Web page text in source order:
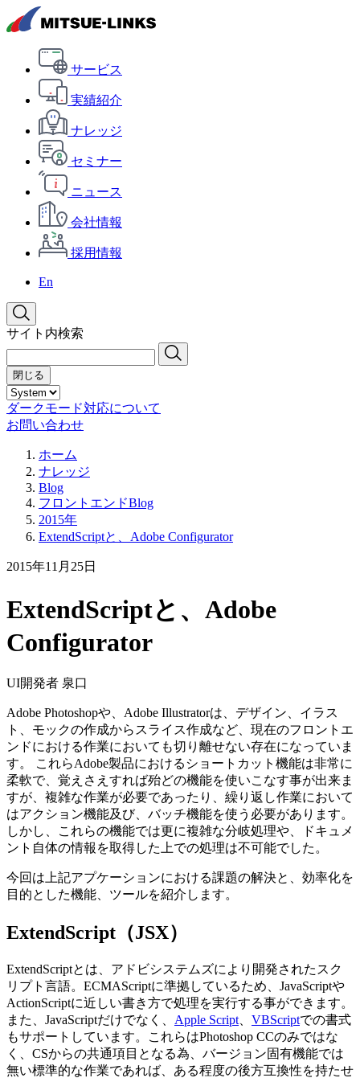
サービス
実績紹介
ナレッジ
セミナー
ニュース
会社情報
採用情報
En
サイト内検索
閉じる
ダークモード対応について
お問い合わせ
ホーム
ナレッジ
Blog
フロントエンドBlog
2015年
ExtendScriptと、Adobe Configurator
2015年11月25日
ExtendScriptと、Adobe
Configurator
UI開発者 泉口
Adobe Photoshopや、Adobe Illustratorは、デザイン、イラス
ト、モックの作成からスライス作成など、現在のフロントエ
ンドにおける作業においても切り離せない存在になっていま
す。 これらAdobe製品におけるショートカット機能は非常に
柔軟で、覚えさえすれば殆どの機能を使いこなす事が出来ま
すが、複雑な作業が必要であったり、繰り返し作業において
はアクション機能及び、バッチ機能を使う必要があります。
しかし、これらの機能では更に複雑な分岐処理や、ドキュメ
ント自体の情報を取得した上での処理は不可能でした。
今回は上記アプケーションにおける課題の解決と、効率化を
目的とした機能、ツールを紹介します。
ExtendScript（JSX）
ExtendScriptとは、アドビシステムズにより開発されたスク
リプト言語。ECMAScriptに準拠しているため、JavaScriptや
ActionScriptに近しい書き方で処理を実行する事ができます。
また、JavaScriptだけでなく、 Apple Script VBScriptでの書式
もサポートしています。これらはPhotoshop CCのみではな
く、CSからの共通項目となる為、バージョン固有機能では
無い標準的な作業であれば、ある程度の後方互換性を持たせ